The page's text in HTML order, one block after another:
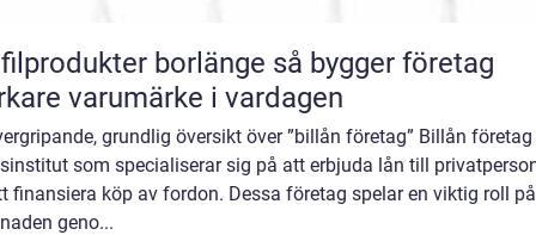
borlänge så bygger företag
varumärke i vardagen
grundlig översikt över ”billån företag” Billån företag
som specialiserar sig på att erbjuda lån till
finansiera köp av fordon. Dessa företag spelar en viktig roll på
geno...